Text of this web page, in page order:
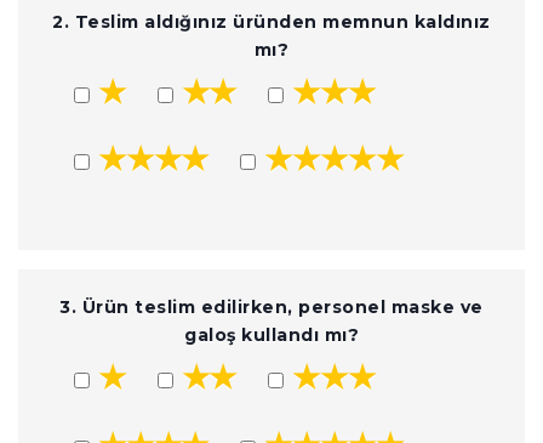
2. Teslim aldığınız üründen memnun kaldınız
mı?
★ ★★
★★★
★★★★
★★★★★
3. Ürün teslim edilirken, personel maske ve
galoş kullandı mı?
★ ★★
★★★